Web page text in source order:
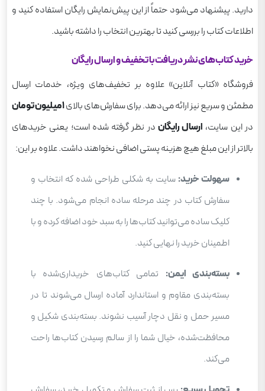
دارید. پیشنهاد می‌شود حتماً از این پیش‌نمایش رایگان استفاده کنید و
اطلاعات کتاب را بررسی کنید تا بهترین انتخاب را داشته باشید.
خرید کتاب‌های نشر دریافت با تخفیف و ارسال رایگان
فروشگاه «کتاب آنلاین» علاوه بر تخفیف‌های ویژه، خدمات ارسال
مطمئن و سریع نیز ارائه می‌دهد. برای سفارش‌های بالای1میلیون تومان
در این سایت، ارسال رایگان در نظر گرفته شده است؛ یعنی خریدهای
بالاتر از این مبلغ هیچ هزینه پستی اضافی نخواهند داشت. علاوه بر این:
سهولت خرید: سایت به شکلی طراحی شده که انتخاب و
سفارش کتاب در چند مرحله ساده انجام می‌شود. با چند
کلیک ساده می‌توانید کتاب‌ها را به سبد خود اضافه کرده و با
اطمینان خرید را نهایی کنید.
بسته‌بندی ایمن: تمامی کتاب‌های خریداری‌شده با
بسته‌بندی مقاوم و استاندارد آماده ارسال می‌شوند تا در
مسیر حمل و نقل دچار آسیب نشوند. بسته‌بندی شکیل و
محافظت‌شده، خیال شما را از سالم رسیدن کتاب‌ها راحت
می‌کند.